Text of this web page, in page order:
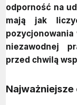
odporność na
mają jak
niezawodnej
przed chwilą
Najważniejsze